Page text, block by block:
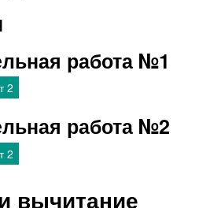
работа №1
2
работа №2
2
вычитание